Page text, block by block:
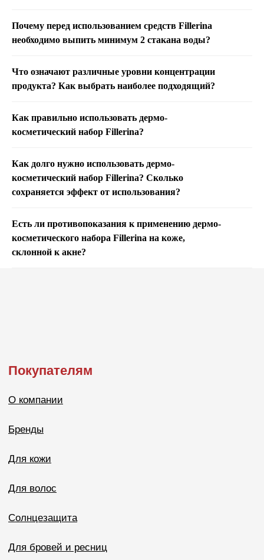
Почему перед использованием средств Fillerina
необходимо выпить минимум 2 стакана воды?
Что означают различные уровни концентрации
продукта? Как выбрать наиболее подходящий?
Как правильно использовать дермо-
косметический набор Fillerina?
Как долго нужно использовать дермо-
косметический набор Fillerina? Сколько
сохраняется эффект от использования?
Есть ли противопоказания к применению дермо-
косметического набора Fillerina на коже,
склонной к акне?